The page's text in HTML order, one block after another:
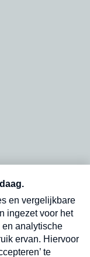
in
Verzend